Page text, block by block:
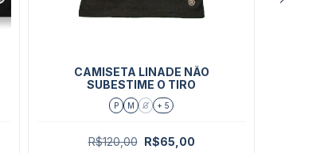
CAMISETA LINADE NÃO
SUBESTIME O TIRO
P M G + 5
R$120,00 R$65,00